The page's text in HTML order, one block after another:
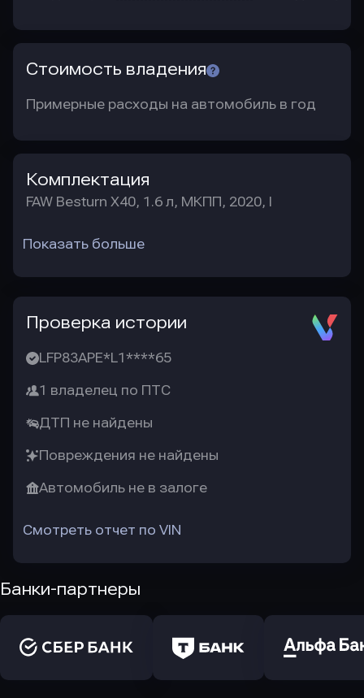
Стоимость владения
Примерные расходы на автомобиль в год
Комплектация
FAW Besturn X40, 1.6 л, МКПП, 2020, I
Показать больше
Проверка истории
LFP83APE*L1****65
1 владелец по ПТС
ДТП не найдены
Повреждения не найдены
Автомобиль не в залоге
Смотреть отчет по VIN
Банки-партнеры